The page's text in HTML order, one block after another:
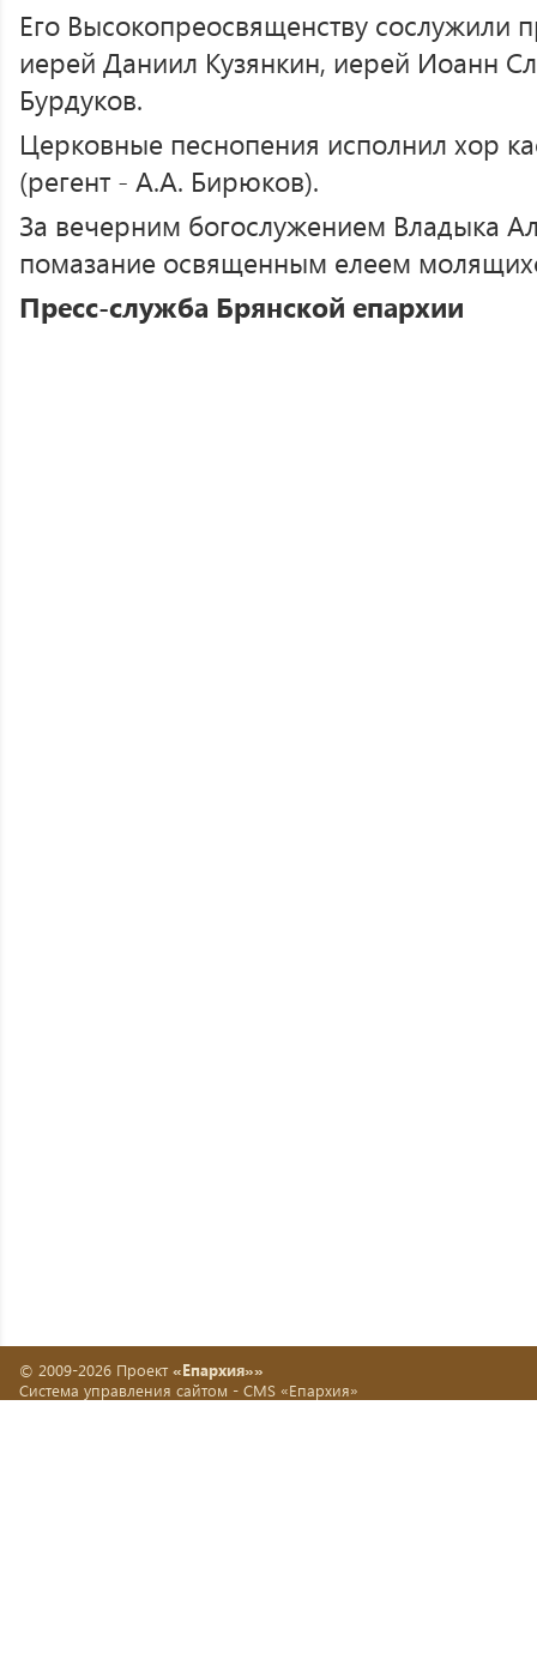
Его Высокопреосвященству сослужили
иерей Даниил Кузянкин, иерей Иоанн
Бурдуков.
Церковные песнопения исполнил хор
(регент - А.А. Бирюков).
За вечерним богослужением Владыка
помазание освященным елеем
Пресс-служба Брянской епархии
© 2009-2026 Проект «Епархия»»
Система управления сайтом - CMS «Епархия»